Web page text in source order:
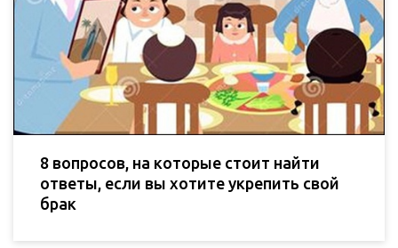
8 вопросов, на которые стоит найти
ответы, если вы хотите укрепить свой
брак